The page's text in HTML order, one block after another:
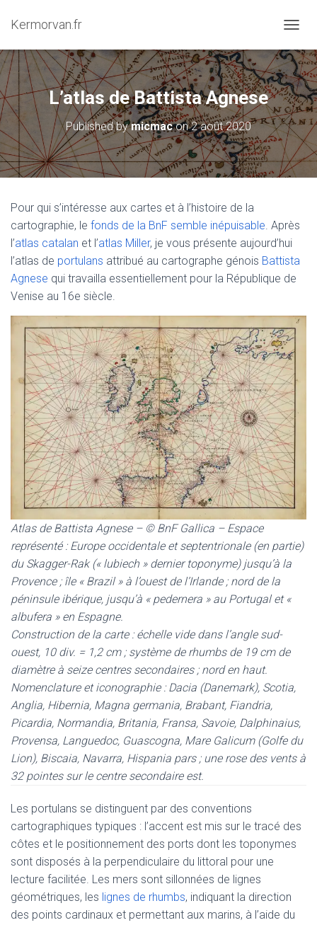
Kermorvan.fr
L’atlas de Battista Agnese
Published bymicmacon2 août 2020
Pour qui s’intéresse aux cartes et à l’histoire de la
cartographie, le fonds de la BnF semble inépuisable. Après
l’atlas catalan et l’atlas Miller, je vous présente aujourd’hui
l’atlas de portulans attribué au cartographe génois Battista
Agnese qui travailla essentiellement pour la République de
Venise au 16e siècle.
Atlas de Battista Agnese – © BnF Gallica – Espace
représenté : Europe occidentale et septentrionale (en partie)
du Skagger-Rak (« lubiech » dernier toponyme) jusqu’à la
Provence ; île « Brazil » à l’ouest de l’Irlande ; nord de la
péninsule ibérique, jusqu’à « pedernera » au Portugal et «
albufera » en Espagne.
Construction de la carte : échelle vide dans l’angle sud-
ouest, 10 div. = 1,2 cm ; système de rhumbs de 19 cm de
diamètre à seize centres secondaires ; nord en haut.
Nomenclature et iconographie : Dacia (Danemark), Scotia,
Anglia, Hibernia, Magna germania, Brabant, Fiandria,
Picardia, Normandia, Britania, Fransa, Savoie, Dalphinaius,
Provensa, Languedoc, Guascogna, Mare Galicum (Golfe du
Lion), Biscaia, Navarra, Hispania pars ; une rose des vents à
32 pointes sur le centre secondaire est.
Les portulans se distinguent par des conventions
cartographiques typiques : l’accent est mis sur le tracé des
côtes et le positionnement des ports dont les toponymes
sont disposés à la perpendiculaire du littoral pour une
lecture facilitée. Les mers sont sillonnées de lignes
géométriques, les lignes de rhumbs, indiquant la direction
des points cardinaux et permettant aux marins, à l’aide du